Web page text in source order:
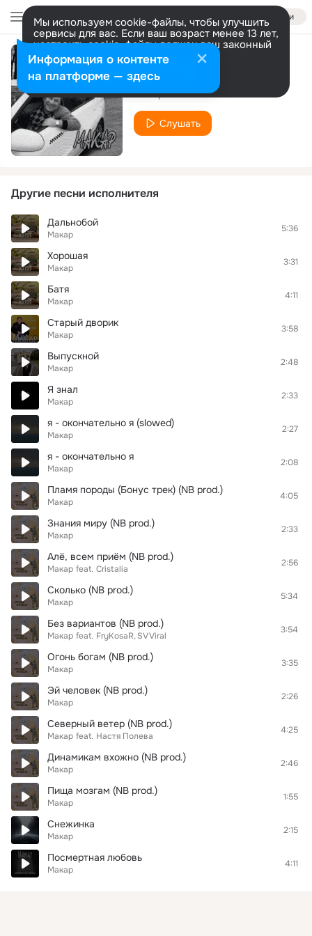
Войти
Мы используем cookie-файлы, чтобы улучшить
сервисы для вас. Если ваш возраст менее 13 лет,
настроить cookie-файлы должен ваш законный
представитель. Больше информации
Разрешить все Настроить
Диспетчер
Макар
Слушать
Другие песни исполнителя
Дальнобой
Макар
5:36
Хорошая
Макар
3:31
Батя
Макар
4:11
Старый дворик
Макар
3:58
Выпускной
Макар
2:48
Я знал
Макар
2:33
я - окончательно я (slowed)
Макар
2:27
я - окончательно я
Макар
2:08
Пламя породы (Бонус трек) (NB prod.)
Макар
4:05
Знания миру (NB prod.)
Макар
2:33
Алё, всем приём (NB prod.)
Макар feat. Cristalia
2:56
Сколько (NB prod.)
Макар
5:34
Без вариантов (NB prod.)
Макар feat. FryKosaR SV Viral
3:54
Огонь богам (NB prod.)
Макар
3:35
Эй человек (NB prod.)
Макар
2:26
Северный ветер (NB prod.)
Макар feat. Настя Полева
4:25
Динамикам вхожно (NB prod.)
Макар
2:46
Пища мозгам (NB prod.)
Макар
1:55
Снежинка
Макар
2:15
Посмертная любовь
Макар
4:11
Информация о контенте
на платформе — здесь